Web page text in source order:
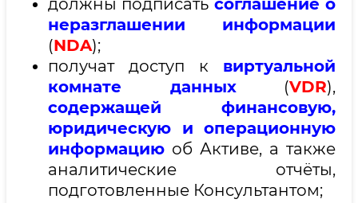
должны подписать соглашение о
неразглашении информации
(NDA);
получат доступ к виртуальной
комнате данных(VDR),
содержащей финансовую,
юридическую и операционную
информацию об Активе, а также
аналитические отчёты,
подготовленные Консультантом;